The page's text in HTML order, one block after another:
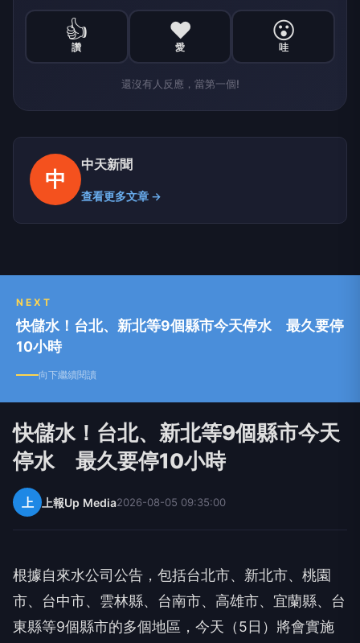
👍
讚
❤️
愛
😮
哇
還沒有人反應，當第一個!
中
中天新聞
查看更多文章 →
NEXT
快儲水！台北、新北等9個縣市今天停水 最久要停
10小時
向下繼續閱讀
快儲水！台北、新北等9個縣市今天
停水 最久要停10小時
上 上報Up Media2026-08-05 09:35:00
根據自來水公司公告，包括台北市、新北市、桃園
市、台中市、雲林縣、台南市、高雄市、宜蘭縣、台
東縣等9個縣市的多個地區，今天（5日）將會實施